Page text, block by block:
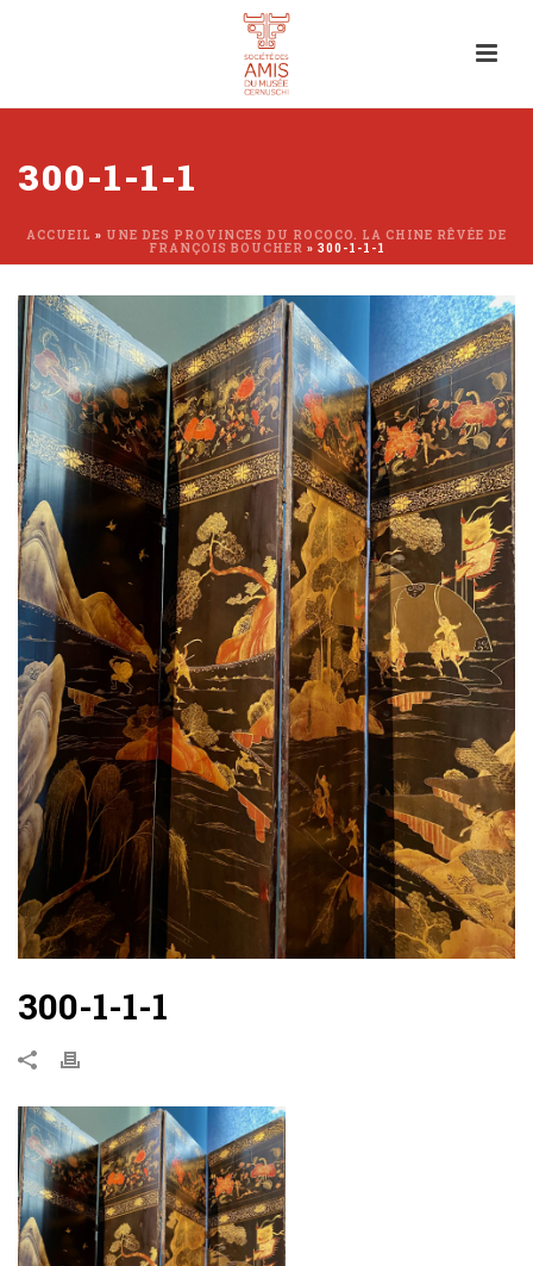
300-1-1-1
ACCUEIL » UNE DES PROVINCES DU ROCOCO. LA CHINE RÊVÉE DE
FRANÇOIS BOUCHER » 300-1-1-1
300-1-1-1